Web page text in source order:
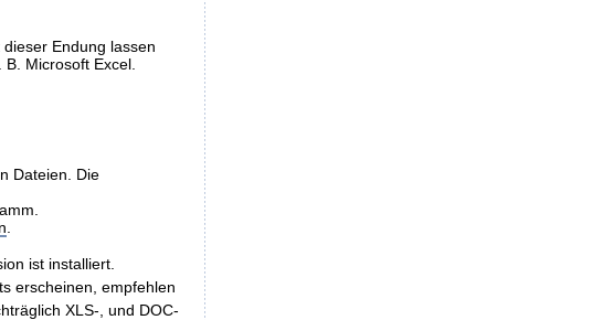
Endung lassen
Microsoft Excel.
Dateien. Die
ist installiert.
erscheinen, empfehlen
XLS-, und DOC-